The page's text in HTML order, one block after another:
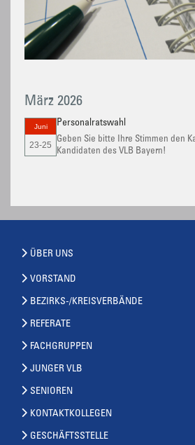
März 2026
Juni
23-25
Personalratswahl
Geben Sie bitte Ihre Stimmen den
Kandidaten des VLB Bayern!
ÜBER UNS
VORSTAND
BEZIRKS-/KREISVERBÄNDE
REFERATE
FACHGRUPPEN
JUNGER VLB
SENIOREN
KONTAKTKOLLEGEN
GESCHÄFTSSTELLE